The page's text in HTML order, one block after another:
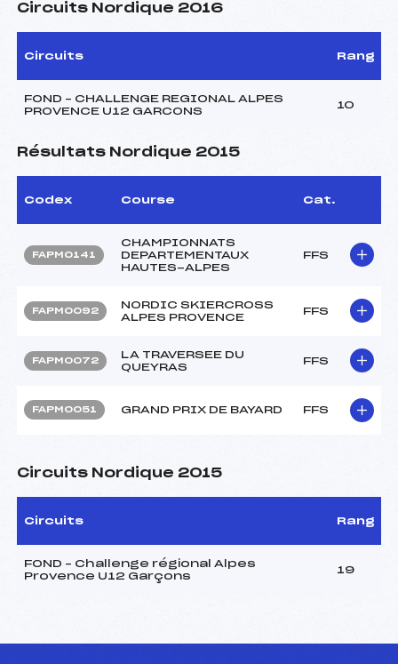
Circuits Nordique 2016
Circuits Rang
FOND – CHALLENGE REGIONAL ALPES
PROVENCE U12 GARCONS
10
Résultats Nordique 2015
Codex Course Cat.
FAPM0141
CHAMPIONNATS
DEPARTEMENTAUX
HAUTES-ALPES
FFS
FAPM0092
NORDIC SKIERCROSS
ALPES PROVENCE
FFS
FAPM0072
LA TRAVERSEE DU
QUEYRAS
FFS
FAPM0051 GRAND PRIX DE BAYARD FFS
Circuits Nordique 2015
Circuits Rang
FOND – Challenge régional Alpes
Provence U12 Garçons
19